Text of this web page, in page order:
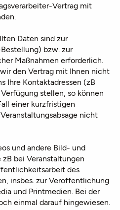
Vertrag mit
Daten sind zur
bzw. zur
Maßnahmen erforderlich.
den Vertrag mit Ihnen nicht
Ihre Kontaktadressen (zB
stellen, so können
einer kurzfristigen
nicht
und andere Bild- und
bei Veranstaltungen
des
insbes. zur Veröffentlichung
und Printmedien. Bei der
einmal darauf hingewiesen.